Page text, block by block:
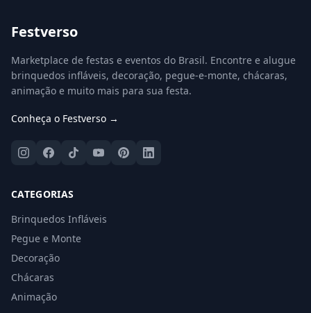
Festverso
Marketplace de festas e eventos do Brasil. Encontre e alugue
brinquedos infláveis, decoração, pegue-e-monte, chácaras,
animação e muito mais para sua festa.
Conheça o Festverso →
CATEGORIAS
Brinquedos Infláveis
Pegue e Monte
Decoração
Chácaras
Animação